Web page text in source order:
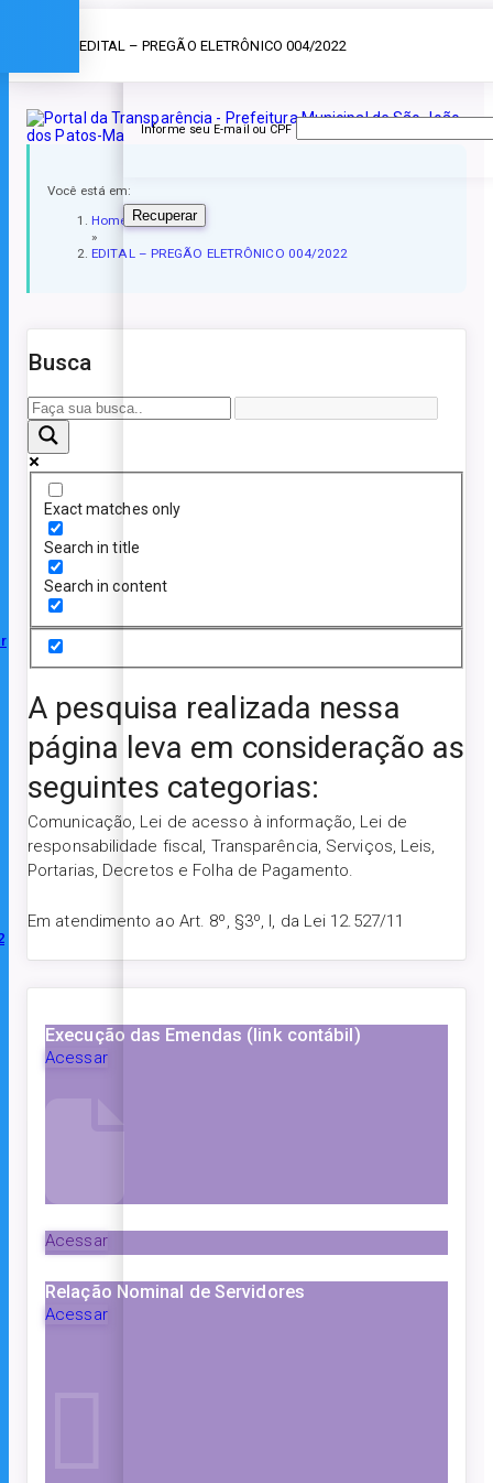
» EDITAL – PREGÃO ELETRÔNICO 004/2022
Você está em:
Home
»
EDITAL – PREGÃO ELETRÔNICO 004/2022
Busca
Exact matches only
Search in title
Search in content
A pesquisa realizada nessa
página leva em consideração as
seguintes categorias:
Comunicação, Lei de acesso à informação, Lei de
responsabilidade fiscal, Transparência, Serviços, Leis,
Portarias, Decretos e Folha de Pagamento.
Em atendimento ao Art. 8º, §3º, I, da Lei 12.527/11
Execução das Emendas (link contábil)
Acessar
Acessar
Relação Nominal de Servidores
Acessar
Informe seu E-mail ou CPF
Recuperar